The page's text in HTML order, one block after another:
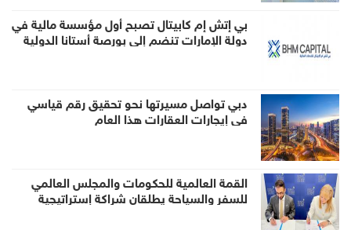
بي إتش إم كابيتال تصبح أول مؤسسة مالية في
دولة الإمارات تنضم إلى بورصة أستانا الدولية
دبي تواصل مسيرتها نحو تحقيق رقم قياسي
في إيجارات العقارات هذا العام
القمة العالمية للحكومات والمجلس العالمي
للسفر والسياحة يطلقان شراكة إستراتيجية